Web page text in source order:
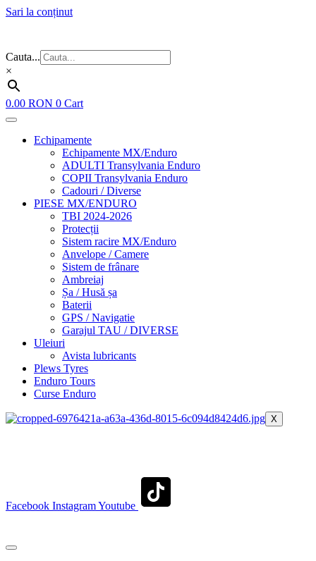
Sari la conținut
Cauta...
×
0.00 RON 0 Cart
Echipamente
Echipamente MX/Enduro
ADULTI Transylvania Enduro
COPII Transylvania Enduro
Cadouri / Diverse
PIESE MX/ENDURO
TBI 2024-2026
Protecții
Sistem racire MX/Enduro
Anvelope / Camere
Sistem de frânare
Ambreiaj
Șa / Husă șa
Baterii
GPS / Navigatie
Garajul TAU / DIVERSE
Uleiuri
Avista lubricants
Plews Tyres
Enduro Tours
Curse Enduro
X
Facebook InstagramYoutube